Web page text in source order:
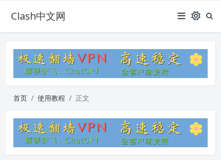
Clash中文网
首页 使用教程 正文